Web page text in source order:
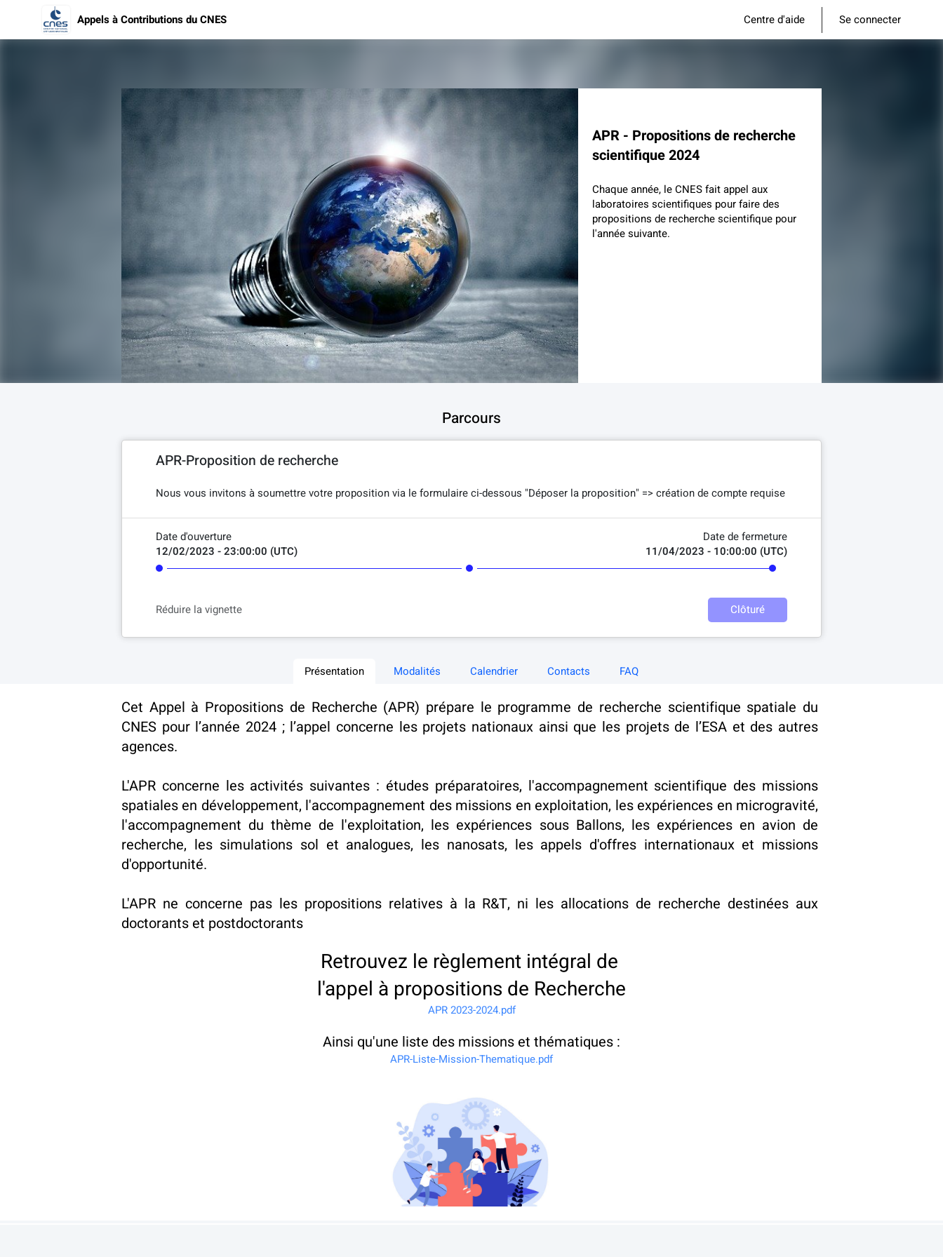
Appels à Contributions du CNES Centre d'aide Se connecter
APR - Propositions de recherche
scientifique 2024
Chaque année, le CNES fait appel aux
laboratoires scientifiques pour faire des
propositions de recherche scientifique pour
l'année suivante.
Parcours
APR-Proposition de recherche
Nous vous invitons à soumettre votre proposition via le formulaire ci-dessous "Déposer la proposition" => création de compte requise
Date d'ouverture
12/02/2023 - 23:00:00 (UTC)
Date de fermeture
11/04/2023 - 10:00:00 (UTC)
Réduire la vignette Clôturé
Présentation Modalités Calendrier Contacts FAQ
Cet Appel à Propositions de Recherche (APR) prépare le programme de recherche scientifique spatiale du
CNES pour l’année 2024 ; l’appel concerne les projets nationaux ainsi que les projets de l’ESA et des autres
agences.
L'APR concerne les activités suivantes : études préparatoires, l'accompagnement scientifique des missions
spatiales en développement, l'accompagnement des missions en exploitation, les expériences en microgravité,
l'accompagnement du thème de l'exploitation, les expériences sous Ballons, les expériences en avion de
recherche, les simulations sol et analogues, les nanosats, les appels d'offres internationaux et missions
d'opportunité.
L'APR ne concerne pas les propositions relatives à la R&T, ni les allocations de recherche destinées aux
doctorants et postdoctorants
Retrouvez le règlement intégral de
l'appel à propositions de Recherche
APR 2023-2024.pdf
Ainsi qu'une liste des missions et thématiques :
APR-Liste-Mission-Thematique.pdf